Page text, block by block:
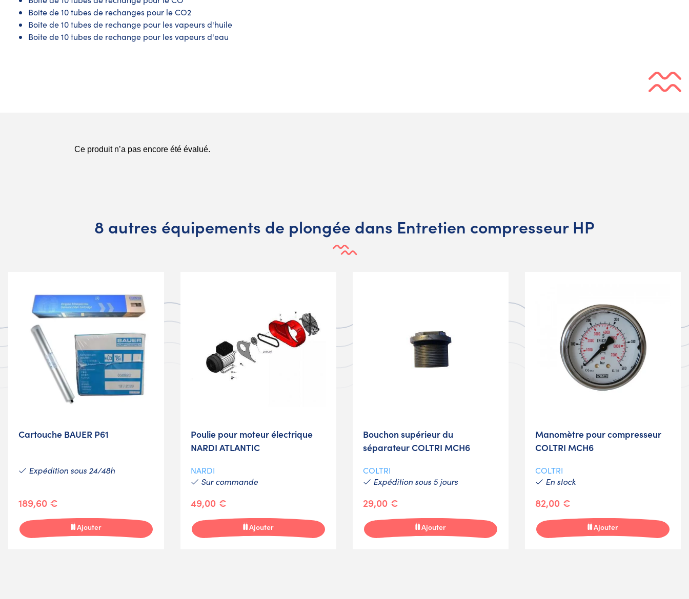
Boite de 10 tubes de rechanges pour le CO2
Boite de 10 tubes de rechange pour les vapeurs d'huile
Boite de 10 tubes de rechange pour les vapeurs d'eau
8 autres équipements de plongée dans Entretien compresseur HP
Cartouche BAUER P61
Expédition sous 24/48h
189,60 €
Ajouter
Poulie pour moteur électrique
NARDI ATLANTIC
NARDI
Sur commande
49,00 €
Ajouter
Bouchon supérieur du
séparateur COLTRI MCH6
COLTRI
Expédition sous 5 jours
29,00 €
Ajouter
Manomètre pour compresseur
COLTRI MCH6
COLTRI
En stock
82,00 €
Ajouter